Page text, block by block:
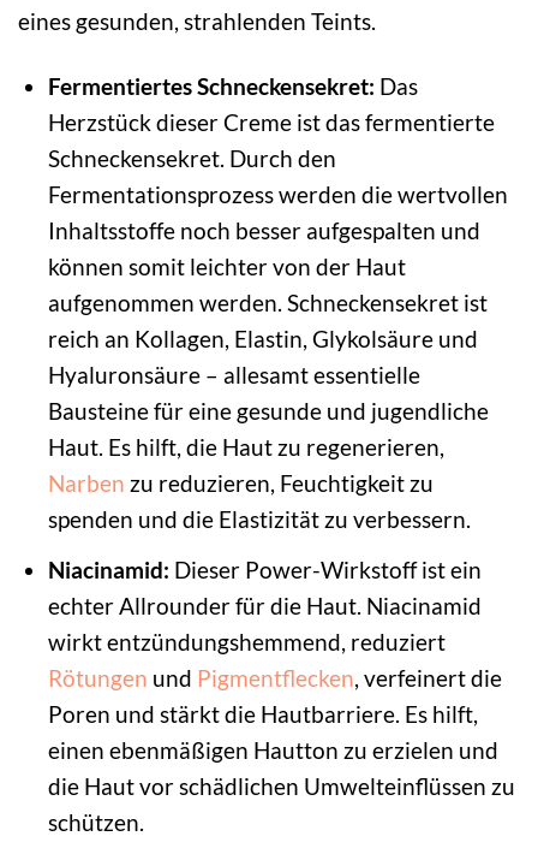
eines gesunden, strahlenden Teints.
Fermentiertes Schneckensekret: Das
Herzstück dieser Creme ist das fermentierte
Schneckensekret. Durch den
Fermentationsprozess werden die wertvollen
Inhaltsstoffe noch besser aufgespalten und
können somit leichter von der Haut
aufgenommen werden. Schneckensekret ist
reich an Kollagen, Elastin, Glykolsäure und
Hyaluronsäure – allesamt essentielle
Bausteine für eine gesunde und jugendliche
Haut. Es hilft, die Haut zu regenerieren,
Narben zu reduzieren, Feuchtigkeit zu
spenden und die Elastizität zu verbessern.
Niacinamid: Dieser Power-Wirkstoff ist ein
echter Allrounder für die Haut. Niacinamid
wirkt entzündungshemmend, reduziert
Rötungen und Pigmentflecken, verfeinert die
Poren und stärkt die Hautbarriere. Es hilft,
einen ebenmäßigen Hautton zu erzielen und
die Haut vor schädlichen Umwelteinflüssen zu
schützen.